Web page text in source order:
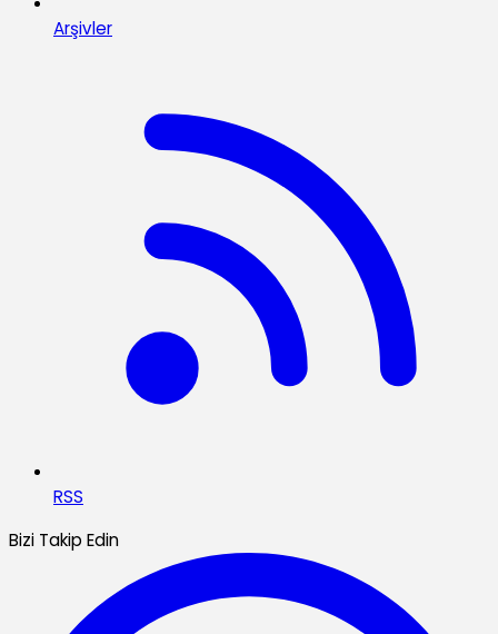
Arşivler
RSS
Bizi Takip Edin